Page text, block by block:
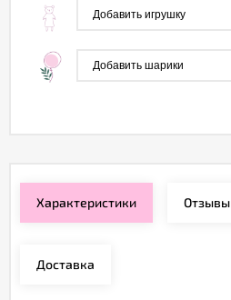
Характеристики Отзывы
Доставка